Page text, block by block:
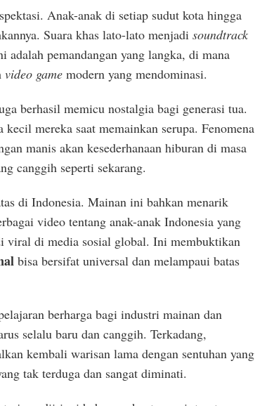
Anak-anak di setiap sudut kota hingga
Suara khas lato-lato menjadi soundtrack
pemandangan yang langka, di mana
video gamemodern yang mendominasi.
berhasil memicu nostalgia bagi generasi tua.
kecil mereka saat memainkan serupa. Fenomena
manis akan kesederhanaan hiburan di masa
canggih seperti sekarang.
di Indonesia. Mainan ini bahkan menarik
video tentang anak-anak Indonesia yang
viral di media sosial global. Ini membuktikan
bisa bersifat universal dan melampaui batas
berharga bagi industri mainan dan
selalu baru dan canggih. Terkadang,
kembali warisan lama dengan sentuhan yang
tak terduga dan sangat diminati.